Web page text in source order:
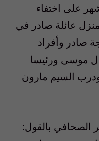
على اختفاء
عائلة صادر في
صادر وأفراد
موسى ورئيسا
السيم مارون
الصحافي بالقول: